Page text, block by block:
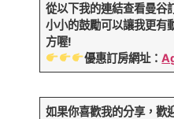
從以下我的連結查看曼谷
小小的鼓勵可以讓我更有
方喔!
優惠訂房網址：
如果你喜歡我的分享，歡